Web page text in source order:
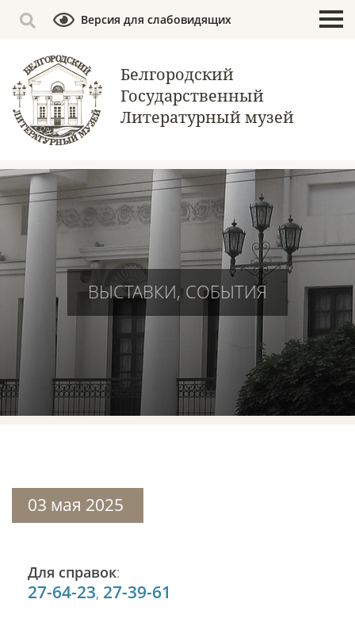
Версия для слабовидящих
Белгородский
Государственный
Литературный музей
ВЫСТАВКИ, СОБЫТИЯ
03 мая 2025
Для справок:
27-64-23, 27-39-61